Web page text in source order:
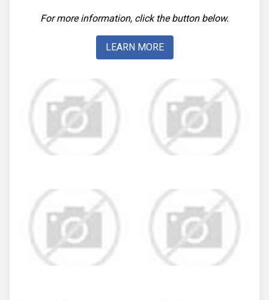
For more information, click the button below.
LEARN MORE